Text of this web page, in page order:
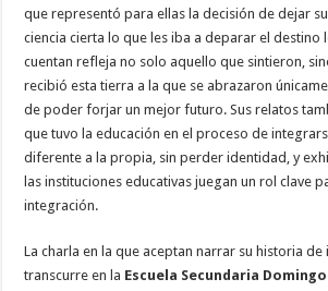
que representó para ellas la decisión de dejar
ciencia cierta lo que les iba a deparar el destino
cuentan refleja no solo aquello que sintieron,
recibió esta tierra a la que se abrazaron
de poder forjar un mejor futuro. Sus relatos
que tuvo la educación en el proceso de
diferente a la propia, sin perder identidad, y
las instituciones educativas juegan un rol clave
integración.
La charla en la que aceptan narrar su historia de
transcurre en la Escuela Secundaria